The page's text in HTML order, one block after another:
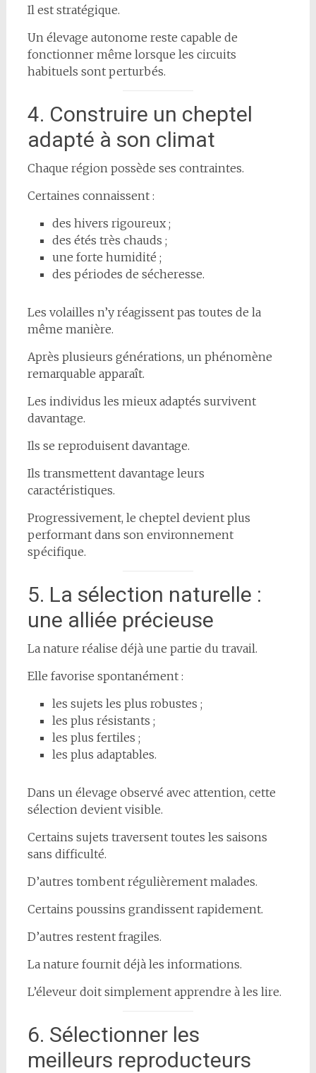
Il est stratégique.
Un élevage autonome reste capable de
fonctionner même lorsque les circuits
habituels sont perturbés.
4. Construire un cheptel
adapté à son climat
Chaque région possède ses contraintes.
Certaines connaissent :
des hivers rigoureux ;
des étés très chauds ;
une forte humidité ;
des périodes de sécheresse.
Les volailles n’y réagissent pas toutes de la
même manière.
Après plusieurs générations, un phénomène
remarquable apparaît.
Les individus les mieux adaptés survivent
davantage.
Ils se reproduisent davantage.
Ils transmettent davantage leurs
caractéristiques.
Progressivement, le cheptel devient plus
performant dans son environnement
spécifique.
5. La sélection naturelle :
une alliée précieuse
La nature réalise déjà une partie du travail.
Elle favorise spontanément :
les sujets les plus robustes ;
les plus résistants ;
les plus fertiles ;
les plus adaptables.
Dans un élevage observé avec attention, cette
sélection devient visible.
Certains sujets traversent toutes les saisons
sans difficulté.
D’autres tombent régulièrement malades.
Certains poussins grandissent rapidement.
D’autres restent fragiles.
La nature fournit déjà les informations.
L’éleveur doit simplement apprendre à les lire.
6. Sélectionner les
meilleurs reproducteurs